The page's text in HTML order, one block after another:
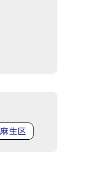
麻生区